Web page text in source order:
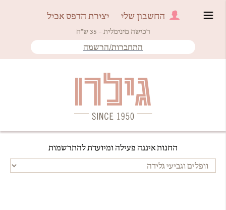
החשבון שלי יצירת הדפס אכיל
רכישה מינימלית – 35 ש"ח
התחברות/הרשמה
גילרו
Since 1950
החנות איננה פעילה ומיועדת להתרשמות